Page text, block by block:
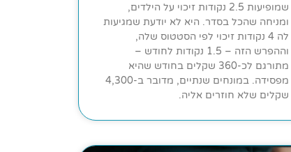
שמופיעות 2.5 נקודות זיכוי על הילדים,
ומניחה שהכל בסדר. היא לא יודעת שמגיעות
לה 4 נקודות זיכוי לפי הסטטוס שלה,
וההפרש הזה – 1.5 נקודות לחודש –
מתורגם לכ-360 שקלים בחודש שהיא
מפסידה. במונחים שנתיים, מדובר ב-4,300
שקלים שלא חוזרים אליה.